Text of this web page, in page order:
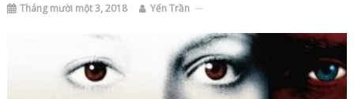
Tháng mười một 3, 2018 Yến Trần